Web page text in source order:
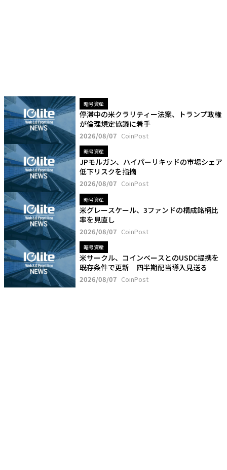
暗号資産
停滞中の米クラリティー法案、トランプ政権
が倫理規定協議に着手
2026/08/07 CoinPost
暗号資産
JPモルガン、ハイパーリキッドの市場シェア
低下リスクを指摘
2026/08/07 CoinPost
暗号資産
米グレースケール、3ファンドの構成銘柄比
率を見直し
2026/08/07 CoinPost
暗号資産
米サークル、コインベースとのUSDC提携を
既存条件で更新 四半期配当導入見送る
2026/08/07 CoinPost